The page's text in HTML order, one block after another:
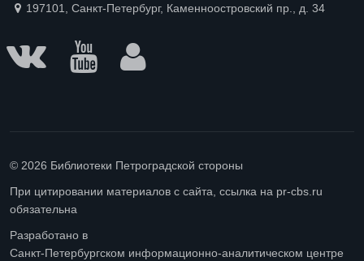
197101, Санкт-Петербург, Каменноостровский пр., д. 34
© 2026 Библиотеки Петроградской стороны
При цитировании материалов с сайта, ссылка на pr-cbs.ru
обязательна
Разработано в
Санкт-Петербургском информационно-аналитическом центре